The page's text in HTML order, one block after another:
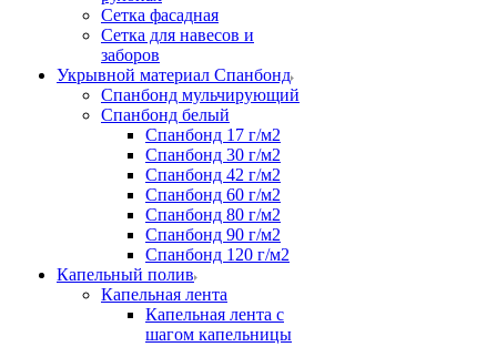
Сетка фасадная
Сетка для навесов и
заборов
Укрывной материал Спанбонд
Спанбонд мульчирующий
Спанбонд белый
Спанбонд 17 г/м2
Спанбонд 30 г/м2
Спанбонд 42 г/м2
Спанбонд 60 г/м2
Спанбонд 80 г/м2
Спанбонд 90 г/м2
Спанбонд 120 г/м2
Капельный полив
Капельная лента
Капельная лента с
шагом капельницы